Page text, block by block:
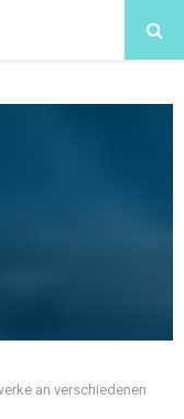
an verschiedenen